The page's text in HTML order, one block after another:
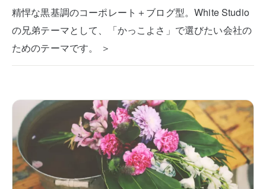
精悍な黒基調のコーポレート＋ブログ型。White Studio
の兄弟テーマとして、「かっこよさ」で選びたい会社の
ためのテーマです。 ＞